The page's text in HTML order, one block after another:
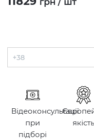
Відеоконсультації
при
підборі
якість